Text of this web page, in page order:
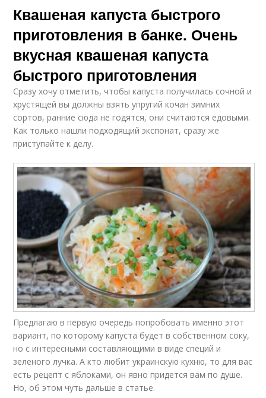
Квашеная капуста быстрого
приготовления в банке. Очень
вкусная квашеная капуста
быстрого приготовления
Сразу хочу отметить, чтобы капуста получилась сочной и
хрустящей вы должны взять упругий кочан зимних
сортов, ранние сюда не годятся, они считаются едовыми.
Как только нашли подходящий экспонат, сразу же
приступайте к делу.
Предлагаю в первую очередь попробовать именно этот
вариант, по которому капуста будет в собственном соку,
но с интересными составляющими в виде специй и
зеленого лучка. А кто любит украинскую кухню, то для вас
есть рецепт с яблоками, он явно придется вам по душе.
Но, об этом чуть дальше в статье.